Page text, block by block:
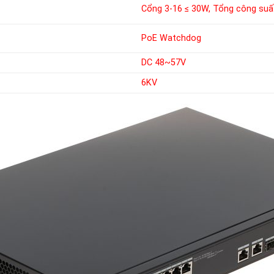
Cổng 3-16 ≤ 30W, Tổng công
PoE Watchdog
DC 48~57V
6KV